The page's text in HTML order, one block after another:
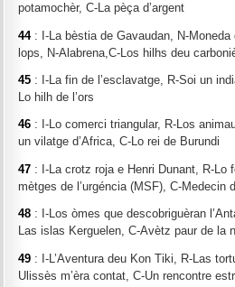
potamochèr, C-La pèça d’argent
44: I-La bèstia de Gavaudan, N-Moneda
lops, N-Alabrena,C-Los hilhs deu
45 : I-La fin de l’esclavatge, R-Soi un
Lo hilh de l’ors
46 : I-Lo comerci triangular, R-Los
un vilatge d’Africa, C-Lo rei de Burundi
47 : I-La crotz roja e Henri Dunant, R-Lo
mètges de l’urgéncia (MSF), C-Medecin
48 : I-Los òmes que descobriguèran
Las islas Kerguelen, C-Avètz paur de la
49 : I-L’Aventura deu Kon Tiki, R-Las
Ulissès m’èra contat, C-Un rencontre